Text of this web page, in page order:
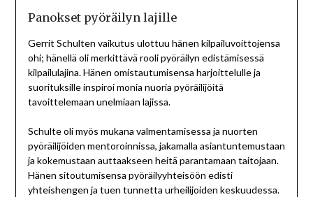
Panokset pyöräilyn lajille
Gerrit Schulten vaikutus ulottuu hänen kilpailuvoittojensa
ohi; hänellä oli merkittävä rooli pyöräilyn edistämisessä
kilpailulajina. Hänen omistautumisensa harjoittelulle ja
suorituksille inspiroi monia nuoria pyöräilijöitä
tavoittelemaan unelmiaan lajissa.
Schulte oli myös mukana valmentamisessa ja nuorten
pyöräilijöiden mentoroinnissa, jakamalla asiantuntemustaan
ja kokemustaan auttaakseen heitä parantamaan taitojaan.
Hänen sitoutumisensa pyöräilyyhteisöön edisti
yhteishengen ja tuen tunnetta urheilijoiden keskuudessa.